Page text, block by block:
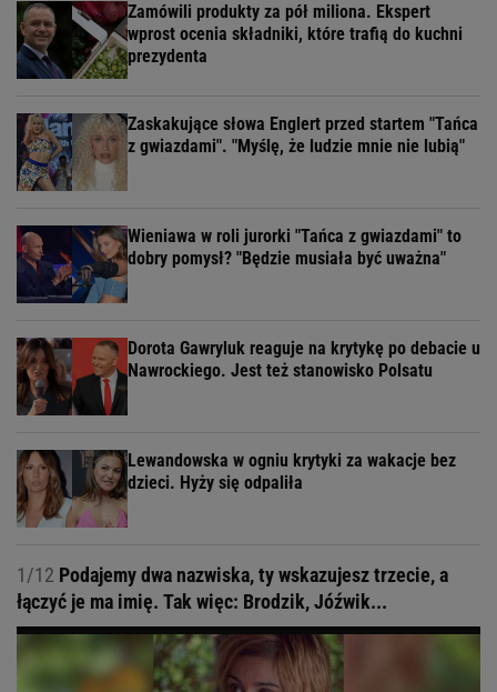
Zamówili produkty za pół miliona. Ekspert
wprost ocenia składniki, które trafią do kuchni
prezydenta
Zaskakujące słowa Englert przed startem "Tańca
z gwiazdami". "Myślę, że ludzie mnie nie lubią"
Wieniawa w roli jurorki "Tańca z gwiazdami" to
dobry pomysł? "Będzie musiała być uważna"
Dorota Gawryluk reaguje na krytykę po debacie u
Nawrockiego. Jest też stanowisko Polsatu
Lewandowska w ogniu krytyki za wakacje bez
dzieci. Hyży się odpaliła
1/12 Podajemy dwa nazwiska, ty wskazujesz trzecie, a
łączyć je ma imię. Tak więc: Brodzik, Jóźwik...